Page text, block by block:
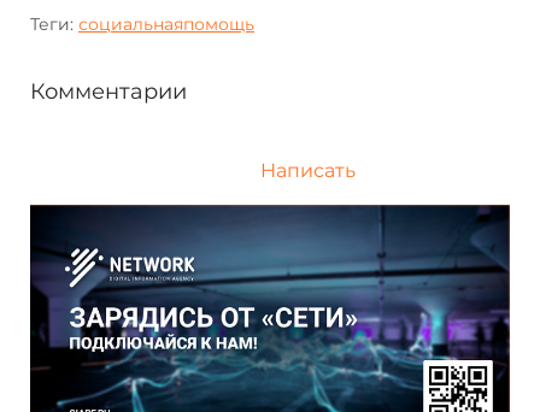
Теги: социальнаяпомощь
Комментарии
Написать